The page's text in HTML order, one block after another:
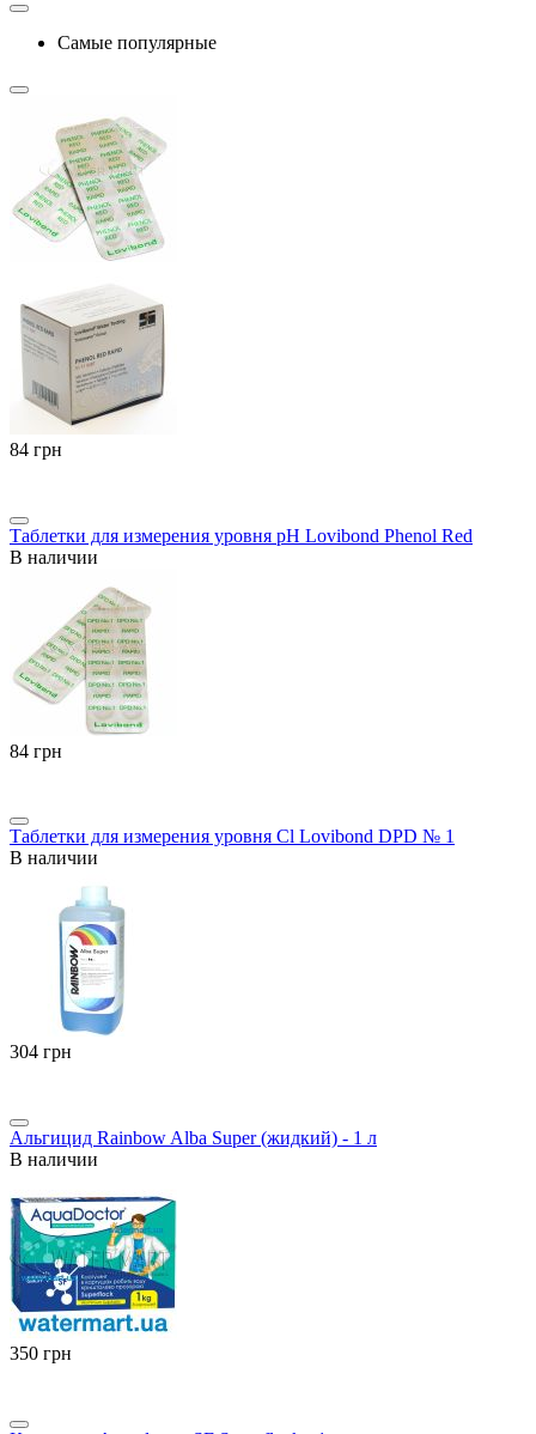
Самые популярные
‍84‍ грн
Таблетки для измерения уровня pH Lovibond Phenol Red
В наличии
‍84‍ грн
Таблетки для измерения уровня Cl Lovibond DPD № 1
В наличии
‍304‍ грн
Альгицид Rainbow Alba Super (жидкий) - 1 л
В наличии
‍350‍ грн